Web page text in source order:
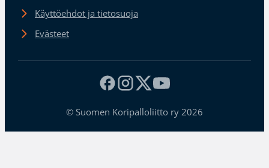
Käyttöehdot ja tietosuoja
Evästeet
© Suomen Koripalloliitto ry 2026